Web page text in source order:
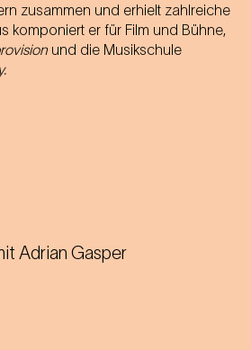
zusammen und erhielt zahlreiche
komponiert er für Film und Bühne,
und die Musikschule
Adrian Gasper